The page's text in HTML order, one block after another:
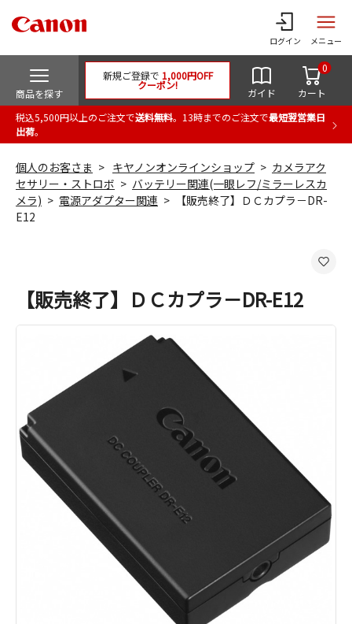
ログイン メニュー
商品を探す
新規ご登録で 1,000円OFF
クーポン!
ガイド カート
0
税込5,500円以上のご注文で送料無料。13時までのご注文で最短翌営業日
出荷。
個人のお客さま キヤノンオンラインショップ
カメラアク
セサリー・ストロボ
バッテリー関連(一眼レフ/ミラーレスカ
メラ)
電源アダプター関連
【販売終了】ＤＣカプラ－DR-
E12
【販売終了】ＤＣカプラ－DR-E12